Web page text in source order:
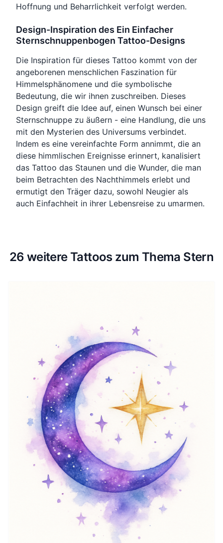
Hoffnung und Beharrlichkeit verfolgt werden.
Design-Inspiration des Ein Einfacher
Sternschnuppenbogen Tattoo-Designs
Die Inspiration für dieses Tattoo kommt von der
angeborenen menschlichen Faszination für
Himmelsphänomene und die symbolische
Bedeutung, die wir ihnen zuschreiben. Dieses
Design greift die Idee auf, einen Wunsch bei einer
Sternschnuppe zu äußern - eine Handlung, die uns
mit den Mysterien des Universums verbindet.
Indem es eine vereinfachte Form annimmt, die an
diese himmlischen Ereignisse erinnert, kanalisiert
das Tattoo das Staunen und die Wunder, die man
beim Betrachten des Nachthimmels erlebt und
ermutigt den Träger dazu, sowohl Neugier als
auch Einfachheit in ihrer Lebensreise zu umarmen.
26 weitere Tattoos zum Thema Stern